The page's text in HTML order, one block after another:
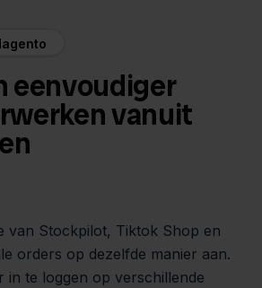
eenvoudiger
vanuit
van Stockpilot, Tiktok Shop en
orders op dezelfde manier aan.
in te loggen op verschillende